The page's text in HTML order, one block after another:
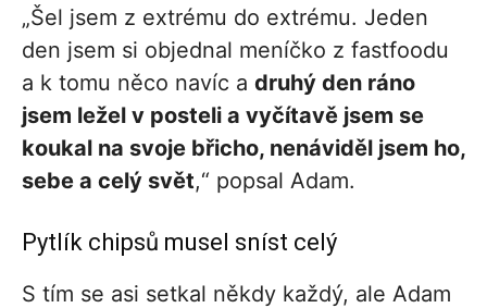
„Šel jsem z extrému do extrému. Jeden
den jsem si objednal meníčko z fastfoodu
a k tomu něco navíc a druhý den ráno
jsem ležel v posteli a vyčítavě jsem se
koukal na svoje břicho, nenáviděl jsem ho,
sebe a celý svět,“ popsal Adam.
Pytlík chipsů musel sníst celý
S tím se asi setkal někdy každý, ale Adam